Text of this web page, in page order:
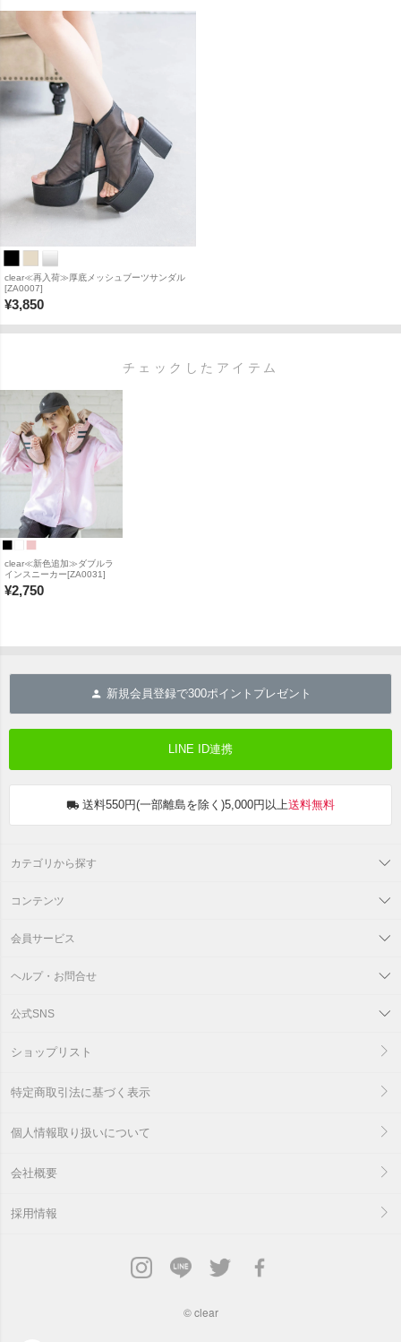
clear≪再入荷≫厚底メッシュブーツサンダル
[ZA0007]
¥3,850
チェックしたアイテム
clear≪新色追加≫ダブルラ
インスニーカー[ZA0031]
¥2,750
新規会員登録で300ポイントプレゼント
LINE ID連携
送料550円(一部離島を除く)5,000円以上送料無料
カテゴリから探す
コンテンツ
会員サービス
ヘルプ・お問合せ
公式SNS
ショップリスト
特定商取引法に基づく表示
個人情報取り扱いについて
会社概要
採用情報
© clear